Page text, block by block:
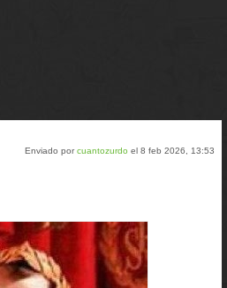
Enviado porcuantozurdo el 8 feb 2026, 13:53